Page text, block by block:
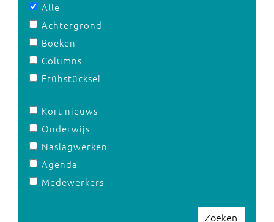
Alle
Achtergrond
Boeken
Columns
Frühstücksei
Kort nieuws
Onderwijs
Naslagwerken
Agenda
Medewerkers
Zoeken